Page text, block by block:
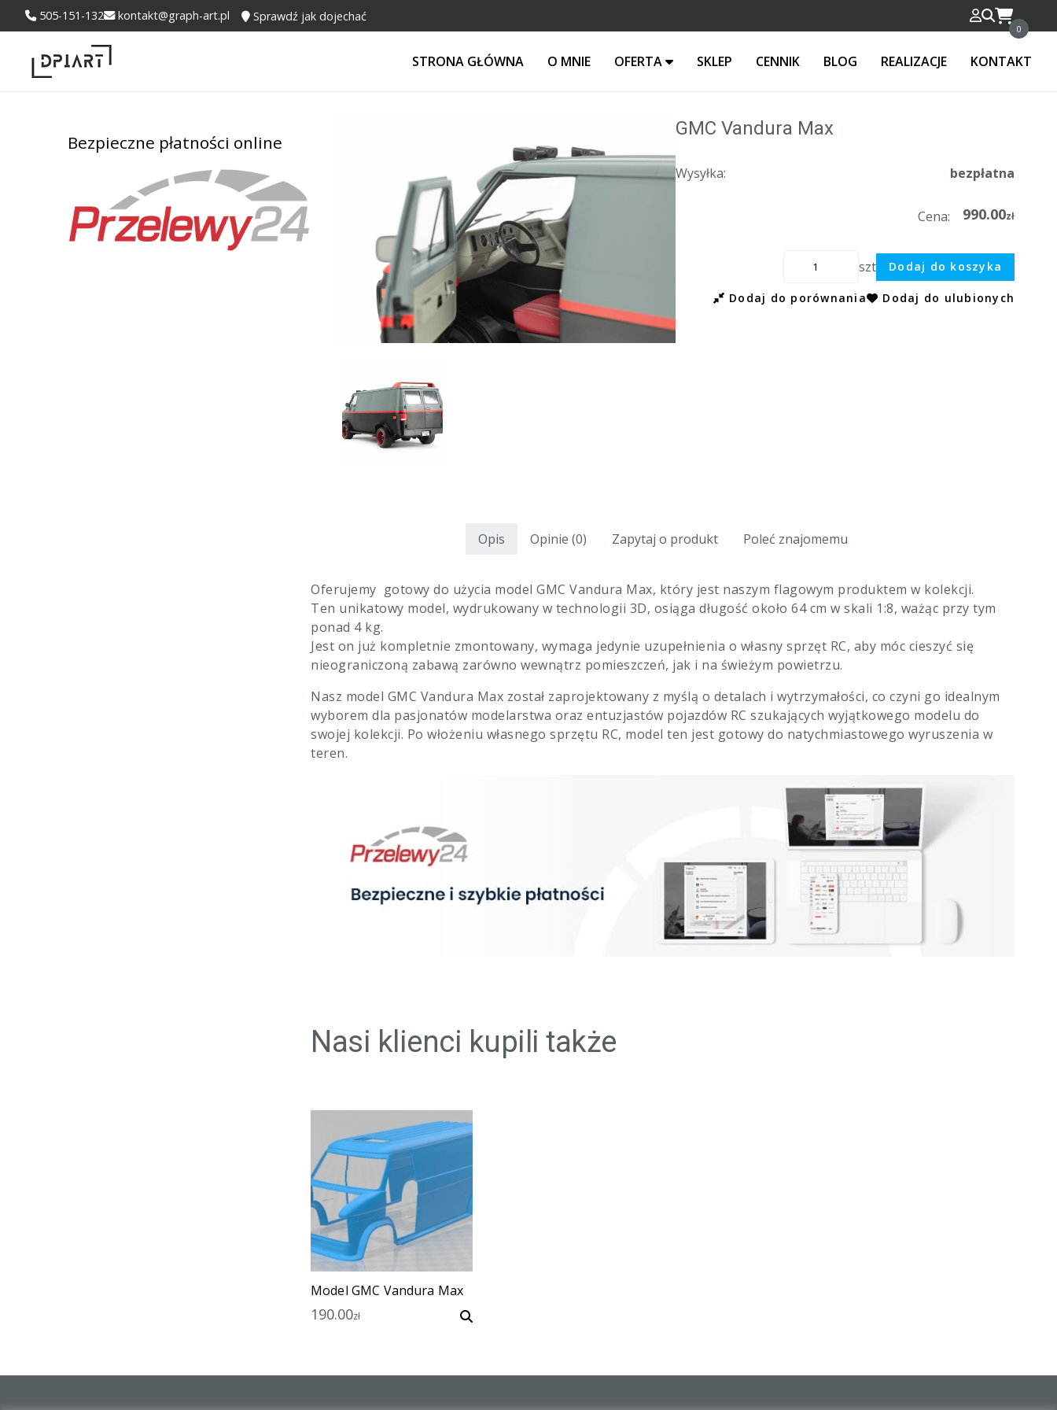
505-151-132 kontakt@graph-art.pl Sprawdź jak dojechać
0
STRONA GŁÓWNA O MNIE OFERTA SKLEP CENNIK BLOG REALIZACJE KONTAKT
GMC Vandura Max
Wysyłka: bezpłatna
Cena: 990.00zł
szt Dodaj do koszyka
Dodaj do porównania Dodaj do ulubionych
Opis Opinie (0) Zapytaj o produkt Poleć znajomemu
Oferujemy gotowy do użycia model GMC Vandura Max, który jest naszym flagowym produktem w kolekcji.
Ten unikatowy model, wydrukowany w technologii 3D, osiąga długość około 64 cm w skali 1:8, ważąc przy tym
ponad 4 kg.
Jest on już kompletnie zmontowany, wymaga jedynie uzupełnienia o własny sprzęt RC, aby móc cieszyć się
nieograniczoną zabawą zarówno wewnątrz pomieszczeń, jak i na świeżym powietrzu.
Nasz model GMC Vandura Max został zaprojektowany z myślą o detalach i wytrzymałości, co czyni go idealnym
wyborem dla pasjonatów modelarstwa oraz entuzjastów pojazdów RC szukających wyjątkowego modelu do
swojej kolekcji. Po włożeniu własnego sprzętu RC, model ten jest gotowy do natychmiastowego wyruszenia w
teren.
Nasi klienci kupili także
Model GMC Vandura Max
190.00zł
Bezpieczne płatności online